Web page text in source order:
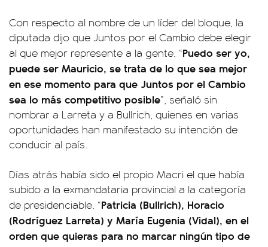
Con respecto al nombre de un líder del bloque, la
diputada dijo que Juntos por el Cambio debe elegir
al que mejor represente a la gente. “Puedo ser yo,
puede ser Mauricio, se trata de lo que sea mejor
en ese momento para que Juntos por el Cambio
sea lo más competitivo posible”, señaló sin
nombrar a Larreta y a Bullrich, quienes en varias
oportunidades han manifestado su intención de
conducir al país.
Días atrás había sido el propio Macri el que había
subido a la exmandataria provincial a la categoría
de presidenciable. “Patricia (Bullrich), Horacio
(Rodríguez Larreta) y María Eugenia (Vidal), en el
orden que quieras para no marcar ningún tipo de